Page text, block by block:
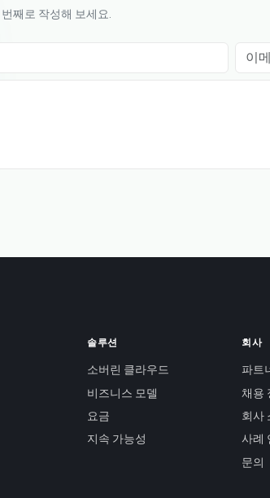
째로 작성해 보세요.
이메
솔루션
소버린 클라우드
비즈니스 모델
요금
지속 가능성
회사
파트
채용
회사
사례
문의